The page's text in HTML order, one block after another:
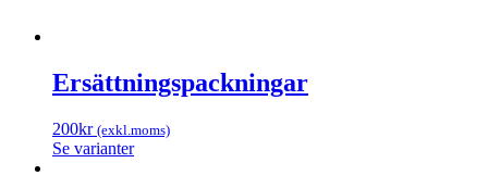
Ersättningspackningar
200kr (exkl.moms)
Se varianter